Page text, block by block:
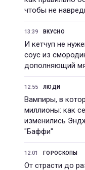
чтобы не
13:39 ВКУСНО
И кетчуп не
соус из
дополняющий
12:55 ЛЮДИ
Вампиры, в
миллионы: как
изменились
"Баффи"
12:01 ГОРОСКОПЫ
От страсти до